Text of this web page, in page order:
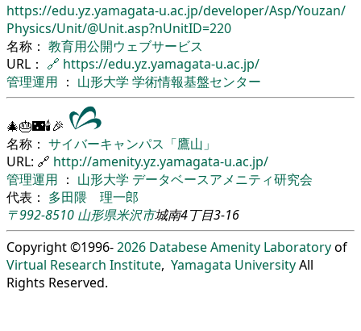
https://edu.yz.yamagata-u.ac.jp/developer/Asp/Youzan/
Physics/Unit/@Unit.asp?nUnitID=220
名称： 教育用公開ウェブサービス
URL： 🔗 https://edu.yz.yamagata-u.ac.jp/
管理運用 ： 山形大学 学術情報基盤センター
🎄🎂🌃🕯🎉
名称： サイバーキャンパス「鷹山」
URL: 🔗 http://amenity.yz.yamagata-u.ac.jp/
管理運用 ： 山形大学 データベースアメニティ研究会
代表： 多田隈 理一郎
〒992-8510 山形県米沢市城南4丁目3-16
Copyright ©1996-2026 Databese Amenity Laboratoryof
Virtual Research Institute, Yamagata UniversityAll
Rights Reserved.